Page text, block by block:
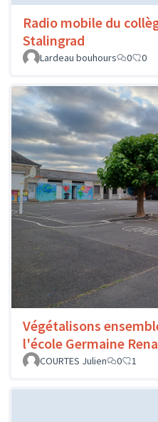
Radio mobile du
Stalingrad
Lardeau bouhours
0 0
Végétalisons
l'école Germaine
COURTES Julien
0 1